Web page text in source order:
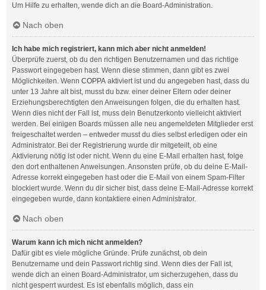
Um Hilfe zu erhalten, wende dich an die Board-Administration.
Nach oben
Ich habe mich registriert, kann mich aber nicht anmelden!
Überprüfe zuerst, ob du den richtigen Benutzernamen und das richtige
Passwort eingegeben hast. Wenn diese stimmen, dann gibt es zwei
Möglichkeiten. Wenn COPPA aktiviert ist und du angegeben hast, dass du
unter 13 Jahre alt bist, musst du bzw. einer deiner Eltern oder deiner
Erziehungsberechtigten den Anweisungen folgen, die du erhalten hast.
Wenn dies nicht der Fall ist, muss dein Benutzerkonto vielleicht aktiviert
werden. Bei einigen Boards müssen alle neu angemeldeten Mitglieder erst
freigeschaltet werden – entweder musst du dies selbst erledigen oder ein
Administrator. Bei der Registrierung wurde dir mitgeteilt, ob eine
Aktivierung nötig ist oder nicht. Wenn du eine E-Mail erhalten hast, folge
den dort enthaltenen Anweisungen. Ansonsten prüfe, ob du deine E-Mail-
Adresse korrekt eingegeben hast oder die E-Mail von einem Spam-Filter
blockiert wurde. Wenn du dir sicher bist, dass deine E-Mail-Adresse korrekt
eingegeben wurde, dann kontaktiere einen Administrator.
Nach oben
Warum kann ich mich nicht anmelden?
Dafür gibt es viele mögliche Gründe. Prüfe zunächst, ob dein
Benutzername und dein Passwort richtig sind. Wenn dies der Fall ist,
wende dich an einen Board-Administrator, um sicherzugehen, dass du
nicht gesperrt wurdest. Es ist ebenfalls möglich, dass ein